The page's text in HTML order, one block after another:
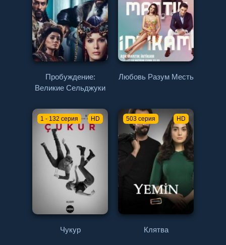
Пробуждение:
Великие Сельджуки
Любовь Разум Месть
1 - 132 серия HD
Чукур
503 серия HD
Клятва